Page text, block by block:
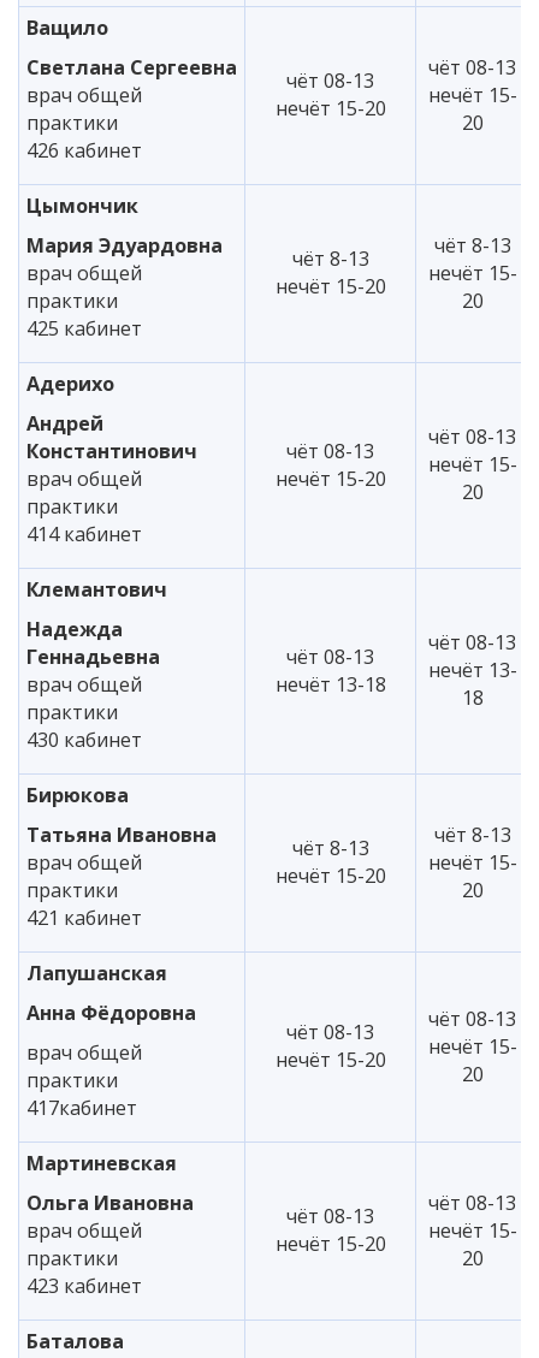
Ващило
Светлана Сергеевна
врач общей
практики
426 кабинет
чёт 08-13
нечёт 15-20
чёт 08-13
нечёт 15-
20
Цымончик
Мария Эдуардовна
врач общей
практики
425 кабинет
чёт 8-13
нечёт 15-20
чёт 8-13
нечёт 15-
20
Адерихо
Андрей
Константинович
врач общей
практики
414 кабинет
чёт 08-13
нечёт 15-20
чёт 08-13
нечёт 15-
20
Клемантович
Надежда
Геннадьевна
врач общей
практики
430 кабинет
чёт 08-13
нечёт 13-18
чёт 08-13
нечёт 13-
18
Бирюкова
Татьяна Ивановна
врач общей
практики
421 кабинет
чёт 8-13
нечёт 15-20
чёт 8-13
нечёт 15-
20
Лапушанская
Анна Фёдоровна
врач общей
практики
417кабинет
чёт 08-13
нечёт 15-20
чёт 08-13
нечёт 15-
20
Мартиневская
Ольга Ивановна
врач общей
практики
423 кабинет
чёт 08-13
нечёт 15-20
чёт 08-13
нечёт 15-
20
Баталова